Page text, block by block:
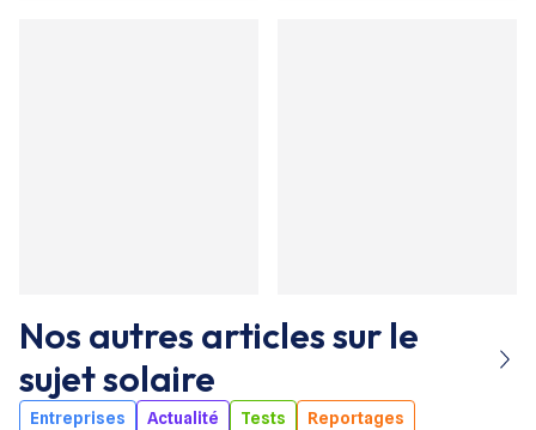
Nos autres articles sur le
sujetsolaire
Entreprises Actualité Tests Reportages